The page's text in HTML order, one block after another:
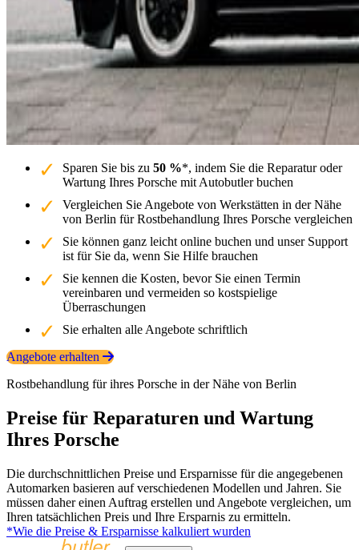
Sparen Sie bis zu 50 %*, indem Sie die Reparatur oder
Wartung Ihres Porsche mit Autobutler buchen
Vergleichen Sie Angebote von Werkstätten in der Nähe
von Berlin für Rostbehandlung Ihres Porsche vergleichen
Sie können ganz leicht online buchen und unser Support
ist für Sie da, wenn Sie Hilfe brauchen
Sie kennen die Kosten, bevor Sie einen Termin
vereinbaren und vermeiden so kostspielige
Überraschungen
Sie erhalten alle Angebote schriftlich
Angebote erhalten
Rostbehandlung für ihres Porsche in der Nähe von Berlin
Preise für Reparaturen und Wartung
Ihres Porsche
Die durchschnittlichen Preise und Ersparnisse für die angegebenen
Automarken basieren auf verschiedenen Modellen und Jahren. Sie
müssen daher einen Auftrag erstellen und Angebote vergleichen, um
Ihren tatsächlichen Preis und Ihre Ersparnis zu ermitteln.
*Wie die Preise & Ersparnisse kalkuliert wurden